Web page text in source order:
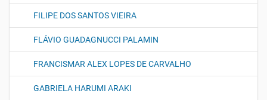
FILIPE DOS SANTOS VIEIRA
FLÁVIO GUADAGNUCCI PALAMIN
FRANCISMAR ALEX LOPES DE CARVALHO
GABRIELA HARUMI ARAKI